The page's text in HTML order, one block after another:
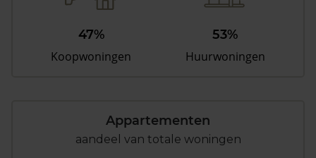
47%
Koopwoningen
53%
Huurwoningen
Appartementen
aandeel van totale woningen